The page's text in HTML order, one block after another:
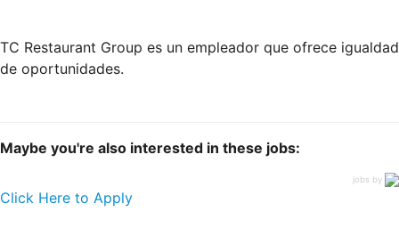
TC Restaurant Group es un empleador que ofrece igualdad
de oportunidades.
Maybe you're also interested in these jobs:
jobs by
Click Here to Apply